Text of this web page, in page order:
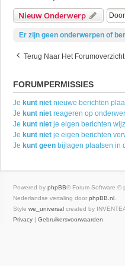
Nieuw Onderwerp
Er zijn geen onderwerpen of
Terug Naar Het Forumoverzicht
FORUMPERMISSIES
Je kunt niet nieuwe berichten
Je kunt niet reageren op
Je kunt niet je eigen berichten
Je kunt niet je eigen berichten
Je kunt geen bijlagen plaatsen in
Powered by phpBB® Forum Software ©
Nederlandse vertaling door phpBB.nl
Style we_universal created by
Privacy | Gebruikersvoorwaarden